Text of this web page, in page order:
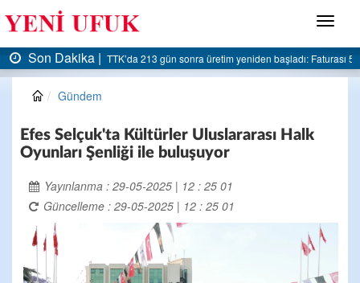
Menü
5 milyar liraya dayandı
Son Dakika |AK Parti Ereğli İlçe Başkanlığı’ndan belediyeye
Gündem
Efes Selçuk'ta Kültürler Uluslararası Halk
Oyunları Şenliği ile buluşuyor
Yayınlanma : 29-05-2025 | 12 : 25 01
Güncelleme : 29-05-2025 | 12 : 25 01